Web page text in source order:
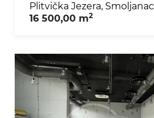
Plitvička Jezera, Smoljanac
16 500,00 m2